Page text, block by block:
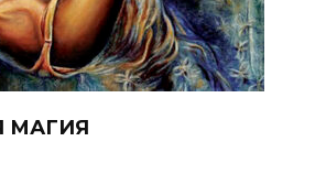
МАГИЯ